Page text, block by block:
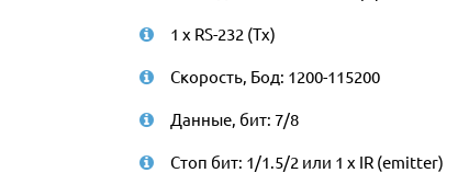
1 x RS-232 (Tx)
Скорость, Бод: 1200-115200
Данные, бит: 7/8
Стоп бит: 1/1.5/2 или 1 x IR (emitter)